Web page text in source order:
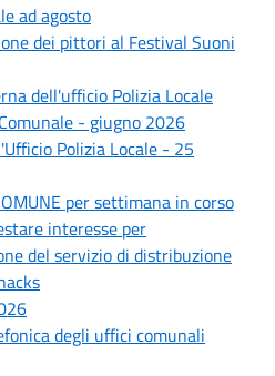
ad agosto
dei pittori al Festival Suoni
dell'ufficio Polizia Locale
- giugno 2026
Polizia Locale - 25
per settimana in corso
interesse per
del servizio di distribuzione
degli uffici comunali